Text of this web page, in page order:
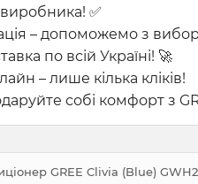
виробника! ✅
– допоможемо з
по всій Україні! 🚀
– лише кілька кліків!
собі комфорт з
GREE Clivia (Blue)